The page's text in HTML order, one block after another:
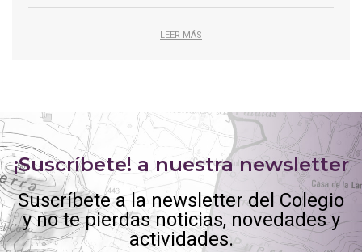
LEER MÁS
¡Suscríbete! a nuestra newsletter
Suscríbete a la newsletter del Colegio
y no te pierdas noticias, novedades y
actividades.